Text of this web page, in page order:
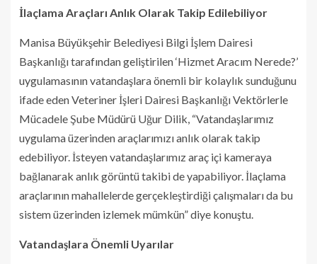
İlaçlama Araçları Anlık Olarak Takip Edilebiliyor
Manisa Büyükşehir Belediyesi Bilgi İşlem Dairesi
Başkanlığı tarafından geliştirilen ‘Hizmet Aracım Nerede?’
uygulamasının vatandaşlara önemli bir kolaylık sunduğunu
ifade eden Veteriner İşleri Dairesi Başkanlığı Vektörlerle
Mücadele Şube Müdürü Uğur Dilik, “Vatandaşlarımız
uygulama üzerinden araçlarımızı anlık olarak takip
edebiliyor. İsteyen vatandaşlarımız araç içi kameraya
bağlanarak anlık görüntü takibi de yapabiliyor. İlaçlama
araçlarının mahallelerde gerçekleştirdiği çalışmaları da bu
sistem üzerinden izlemek mümkün” diye konuştu.
Vatandaşlara Önemli Uyarılar